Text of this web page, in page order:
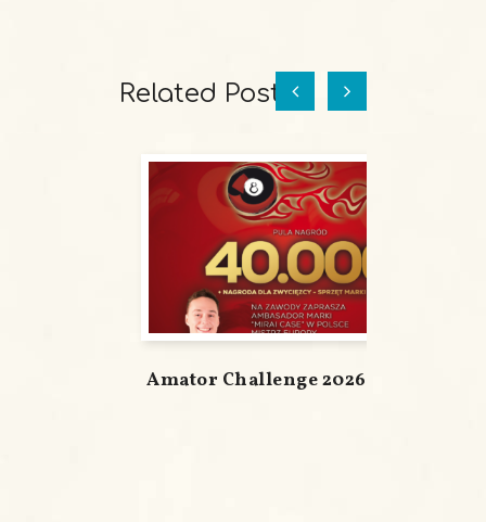
Related Posts
Amator Challenge 2026